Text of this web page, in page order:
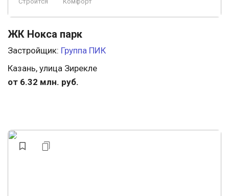
ЖК Нокса парк
Застройщик: Группа ПИК
Казань, улица Зирекле
от 6.32 млн. руб.